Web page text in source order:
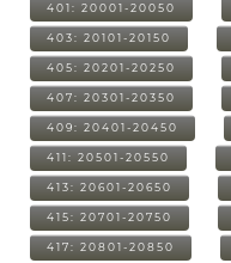
401: 20001-20050
403: 20101-20150
405: 20201-20250
407: 20301-20350
409: 20401-20450
411: 20501-20550
413: 20601-20650
415: 20701-20750
417: 20801-20850